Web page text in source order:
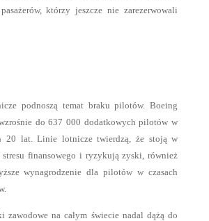
którzy jeszcze nie zarezerwowali
podnoszą temat braku pilotów. Boeing
do 637 000 dodatkowych pilotów w
20 lat. Linie lotnicze twierdzą, że stoją w
finansowego i ryzykują zyski, również
wynagrodzenie dla pilotów w czasach
zawodowe na całym świecie nadal dążą do